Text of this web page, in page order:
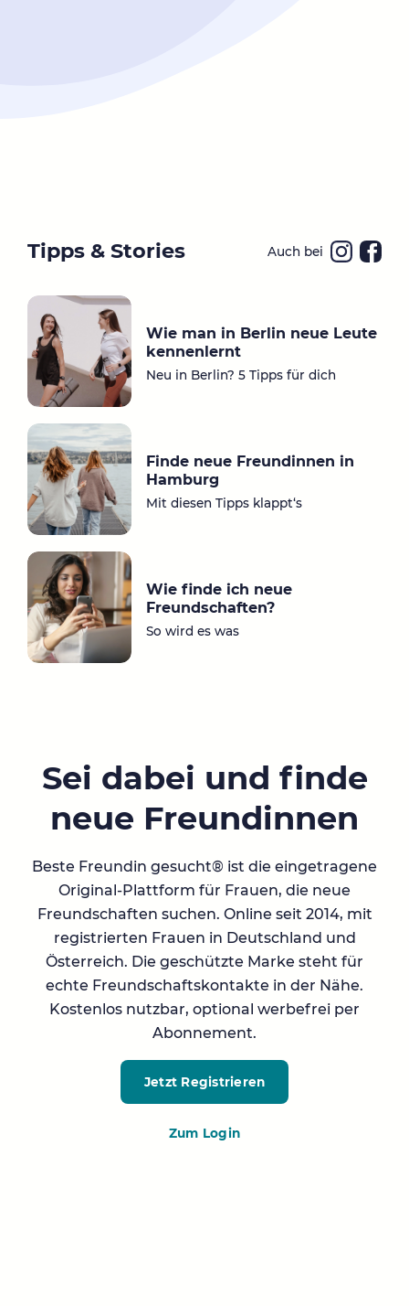
Tipps & Stories Auch bei
a
ok
Wie man in Berlin neue Leute
kennenlernt
Neu in Berlin? 5 Tipps für dich
Finde neue Freundinnen in
Hamburg
Mit diesen Tipps klappt‘s
Wie finde ich neue
Freundschaften?
So wird es was
Sei dabei und finde
neue Freundinnen
Beste Freundin gesucht® ist die eingetragene
Original-Plattform für Frauen, die neue
Freundschaften suchen. Online seit 2014, mit
registrierten Frauen in Deutschland und
Österreich. Die geschützte Marke steht für
echte Freundschaftskontakte in der Nähe.
Kostenlos nutzbar, optional werbefrei per
Abonnement.
Jetzt Registrieren
Zum Login